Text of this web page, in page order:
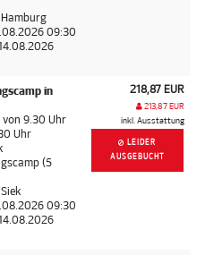
09:30
in
von 9.30 Uhr
Uhr
(5
09:30
218,87 EUR
213,87 EUR
inkl. Ausstattung
LEIDER
AUSGEBUCHT